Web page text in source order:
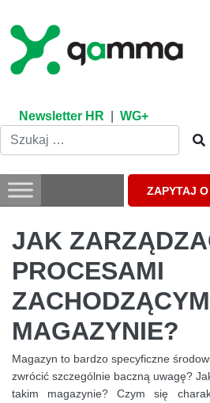
content
Newsletter HR WG+
ZAPYTAJ
JAK
PROCESAMI
MAGAZYNIE?
Magazyn to bardzo specyficzne
zwrócić szczególnie baczną uwagę?
takim magazynie? Czym się